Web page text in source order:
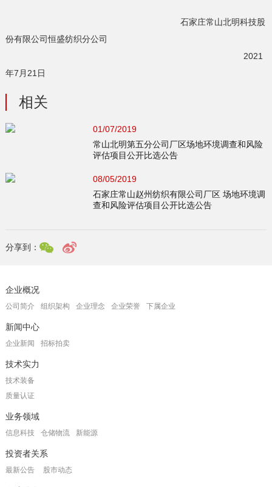
石家庄常山北明科技股
份有限公司恒盛纺织分公司
2021
年7月21日
相关
01/07/2019
常山北明第五分公司厂区场地环境调查和风险
评估项目公开比选公告
08/05/2019
石家庄常山赵州纺织有限公司厂区 场地环境调
查和风险评估项目公开比选公告
分享到：
企业概况
公司简介 组织架构 企业理念 企业荣誉 下属企业
新闻中心
企业新闻 招标拍卖
技术实力
技术装备
质量认证
业务领域
信息科技 仓储物流 新能源
投资者关系
最新公告 股市动态